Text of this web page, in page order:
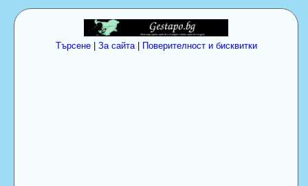
Търсене| За сайта| Поверителност и бисквитки